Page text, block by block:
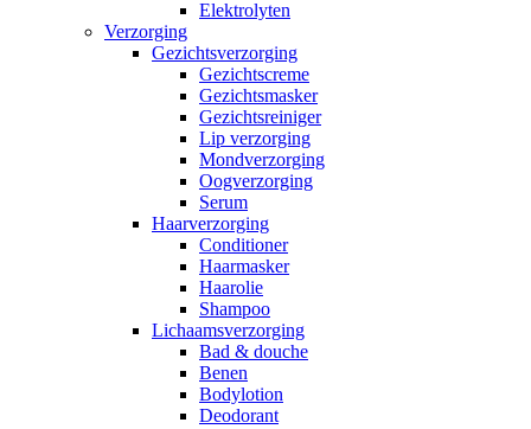
Elektrolyten
Verzorging
Gezichtsverzorging
Gezichtscreme
Gezichtsmasker
Gezichtsreiniger
Lip verzorging
Mondverzorging
Oogverzorging
Serum
Haarverzorging
Conditioner
Haarmasker
Haarolie
Shampoo
Lichaamsverzorging
Bad & douche
Benen
Bodylotion
Deodorant